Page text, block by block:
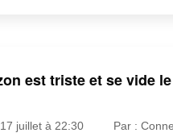
est triste et se vide le
juillet à 22:30 Par :